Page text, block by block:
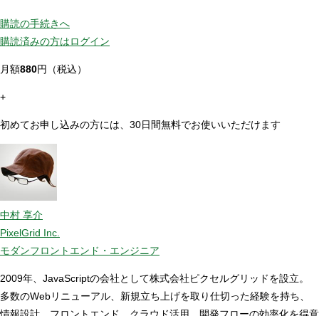
購読の手続きへ
購読済みの方はログイン
月額880円（税込）
+
初めてお申し込みの方には、30日間無料でお使いいただけます
中村 享介
PixelGrid Inc.
モダンフロントエンド・エンジニア
2009年、JavaScriptの会社として株式会社ピクセルグリッドを設立。
多数のWebリニューアル、新規立ち上げを取り仕切った経験を持ち、
情報設計、フロントエンド、クラウド活用、開発フローの効率化を得意